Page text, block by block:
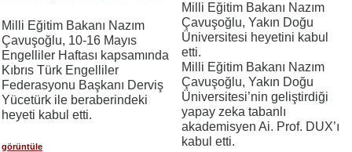
Milli Eğitim Bakanı Nazım
Çavuşoğlu, 10-16 Mayıs
Engelliler Haftası kapsamında
Kıbrıs Türk Engelliler
Federasyonu Başkanı Derviş
Yücetürk ile beraberindeki
heyeti kabul etti.
görüntüle
Milli Eğitim Bakanı Nazım
Çavuşoğlu, Yakın Doğu
Üniversitesi heyetini kabul
etti.
Milli Eğitim Bakanı Nazım
Çavuşoğlu, Yakın Doğu
Üniversitesi’nin geliştirdiği
yapay zeka tabanlı
akademisyen Ai. Prof. DUX’ı
kabul etti.